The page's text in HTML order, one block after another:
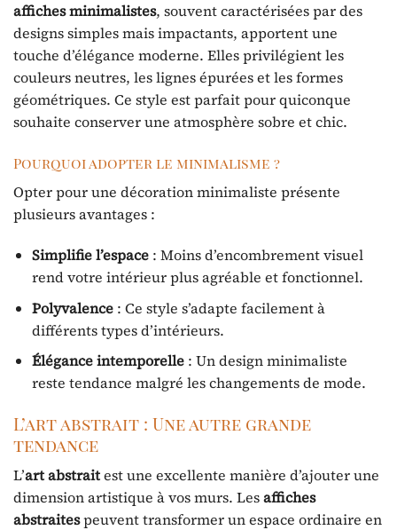
affiches minimalistes, souvent caractérisées par des
designs simples mais impactants, apportent une
touche d’élégance moderne. Elles privilégient les
couleurs neutres, les lignes épurées et les formes
géométriques. Ce style est parfait pour quiconque
souhaite conserver une atmosphère sobre et chic.
Pourquoi adopter le minimalisme ?
Opter pour une décoration minimaliste présente
plusieurs avantages :
Simplifie l’espace: Moins d’encombrement visuel
rend votre intérieur plus agréable et fonctionnel.
Polyvalence: Ce style s’adapte facilement à
différents types d’intérieurs.
Élégance intemporelle: Un design minimaliste
reste tendance malgré les changements de mode.
L’art abstrait : Une autre grande
tendance
L’art abstraitest une excellente manière d’ajouter une
dimension artistique à vos murs. Lesaffiches
abstraitespeuvent transformer un espace ordinaire en